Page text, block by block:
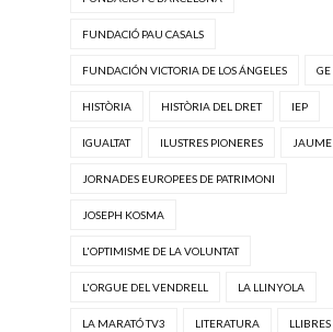
FUNDACIÓ PAU CASALS
FUNDACIÓN VICTORIA DE LOS ÁNGELES GE
HISTÒRIA HISTÒRIA DEL DRET IEP
IGUALTAT ILUSTRES PIONERES JAUME
JORNADES EUROPEES DE PATRIMONI
JOSEPH KOSMA
L'OPTIMISME DE LA VOLUNTAT
L'ORGUE DEL VENDRELL LA LLINYOLA
LA MARATÓ TV3 LITERATURA LLIBRES